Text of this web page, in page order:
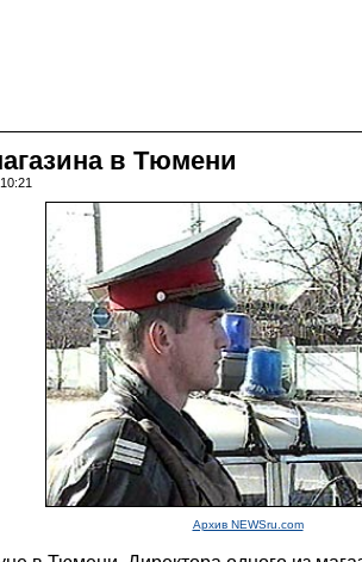
в Тюмени
Архив NEWSru.com